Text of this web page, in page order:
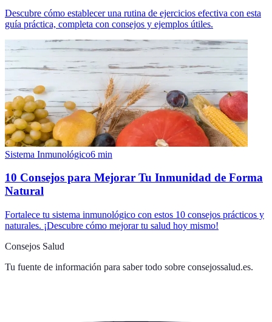
Descubre cómo establecer una rutina de ejercicios efectiva con esta
guía práctica, completa con consejos y ejemplos útiles.
Sistema Inmunológico6 min
10 Consejos para Mejorar Tu Inmunidad de Forma
Natural
Fortalece tu sistema inmunológico con estos 10 consejos prácticos y
naturales. ¡Descubre cómo mejorar tu salud hoy mismo!
Consejos Salud
Tu fuente de información para saber todo sobre consejossalud.es.